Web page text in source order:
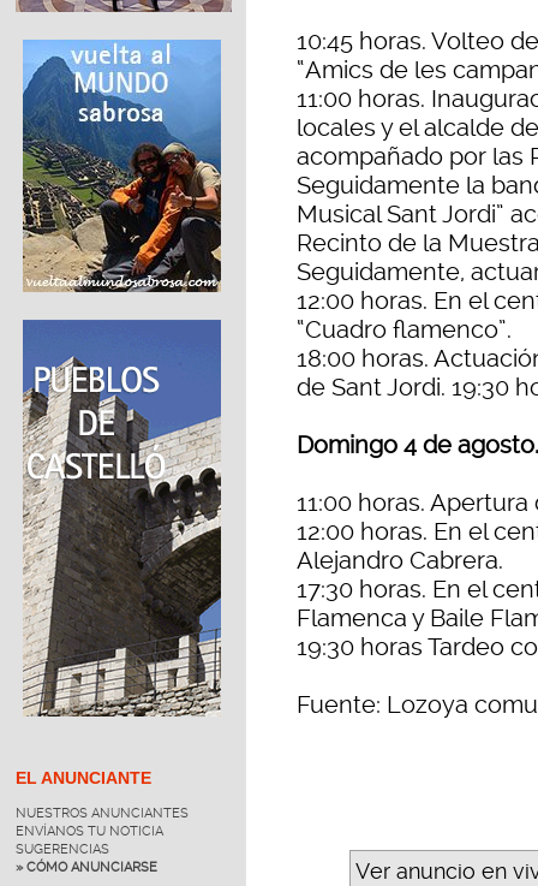
EL ANUNCIANTE
NUESTROS ANUNCIANTES
ENVÍANOS TU NOTICIA
SUGERENCIAS
» CÓMO ANUNCIARSE
10:45 horas. Volteo
“Amics de les
11:00 horas.
locales y el alcalde
acompañado por las
Seguidamente la
Musical Sant Jordi”
Recinto de la
Seguidamente,
12:00 horas. En el
“Cuadro flamenco”.
18:00 horas.
de Sant Jordi. 19:30
Domingo 4 de agosto.
11:00 horas. Apertura
12:00 horas. En el
Alejandro Cabrera.
17:30 horas. En el
Flamenca y Baile
19:30 horas Tardeo
Fuente: Lozoya
Ver anuncio en